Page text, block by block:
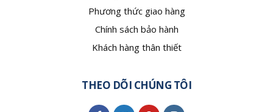
Phương thức giao hàng
Chính sách bảo hành
Khách hàng thân thiết
THEO DÕI CHÚNG TÔI